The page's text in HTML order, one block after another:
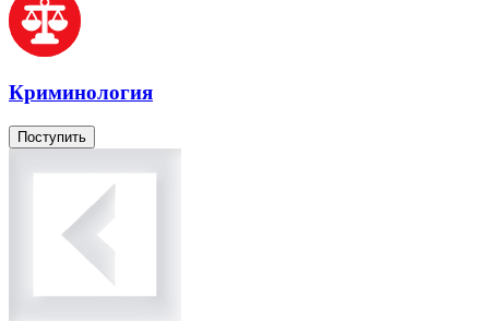
Криминология
Поступить